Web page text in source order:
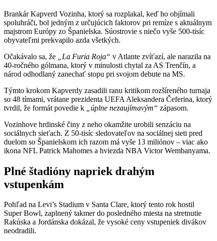
Brankár Kapverd Vozinha, ktorý sa rozplakal, keď ho objímali
spoluhráči, bol jedným z určujúcich faktorov pri remíze s aktuálnym
majstrom Európy zo Španielska. Súostrovie s niečo vyše 500-tisíc
obyvateľmi prekvapilo azda všetkých.
Očakávalo sa, že „La Furia Roja“ v Atlante zvíťazí, ale narazila na
40-ročného gólmana, ktorý v minulosti chytal za AS Trenčín, a
národ odhodlaný zanechať stopu pri svojom debute na MS.
Týmto krokom Kapverdy zasadili ranu kritikom rozšíreného turnaja
so 48 tímami, vrátane prezidenta UEFA Aleksandera Čeferina, ktorý
tvrdil, že formát povedie k
„úplne nezaujímavým“ zápasom.
Vozinhove hrdinské činy z neho okamžite urobili senzáciu na
sociálnych sieťach. Z 50-tisíc sledovateľov na sociálnej sieti pred
duelom so Španielskom ich razom má vyše 13 miliónov – viac ako
ikona NFL Patrick Mahomes a hviezda NBA Victor Wembanyama.
Plné štadióny napriek drahým
vstupenkám
Pohľad na Levi’s Stadium v Santa Clare, ktorý tento rok hostil
Super Bowl, zaplnený takmer do posledného miesta na stretnutie
Rakúska a Jordánska dokázal, že vysoké ceny vstupeniek divákov
neodradili.